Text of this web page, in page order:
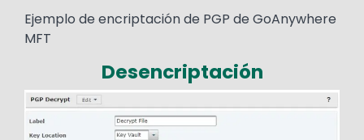
Ejemplo de encriptación de PGP de GoAnywhere
MFT
Desencriptación
Image